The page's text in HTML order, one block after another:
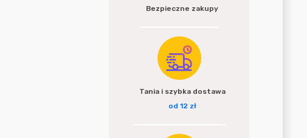
Bezpieczne zakupy
Tania i szybka dostawa
od 12 zł